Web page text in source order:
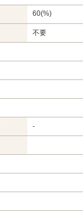
60(%)
不要
-